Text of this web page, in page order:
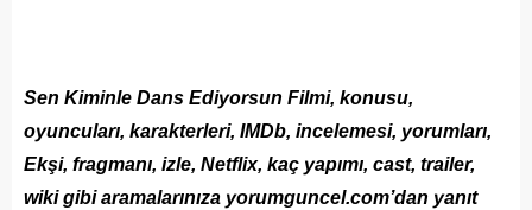
Sen Kiminle Dans Ediyorsun Filmi, konusu,
oyuncuları, karakterleri, IMDb, incelemesi, yorumları,
Ekşi, fragmanı, izle, Netflix, kaç yapımı, cast, trailer,
wiki gibi aramalarınıza yorumguncel.com’dan yanıt